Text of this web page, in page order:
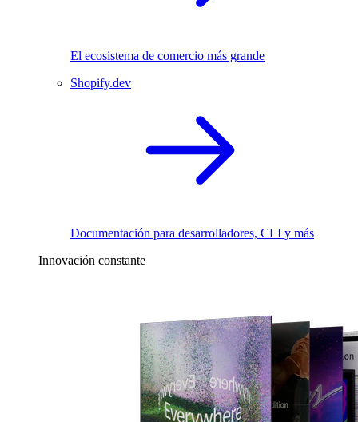
El ecosistema de comercio más grande
Shopify.dev
Documentación para desarrolladores, CLI y más
Innovación constante